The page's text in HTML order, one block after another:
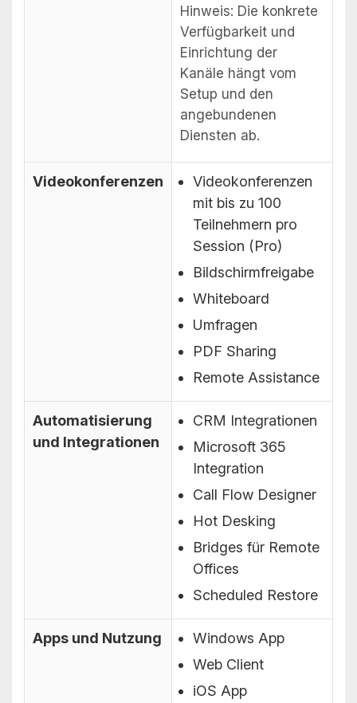
Hinweis: Die konkrete
Verfügbarkeit und
Einrichtung der
Kanäle hängt vom
Setup und den
angebundenen
Diensten ab.
Videokonferenzen
Videokonferenzen
mit bis zu 100
Teilnehmern pro
Session (Pro)
Bildschirmfreigabe
Whiteboard
Umfragen
PDF Sharing
Remote Assistance
Automatisierung
und Integrationen
CRM Integrationen
Microsoft 365
Integration
Call Flow Designer
Hot Desking
Bridges für Remote
Offices
Scheduled Restore
Apps und Nutzung
Windows App
Web Client
iOS App